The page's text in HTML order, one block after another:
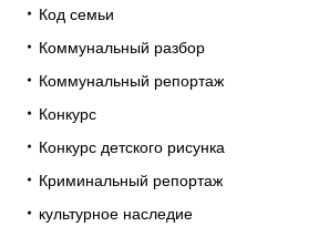
Код семьи
Коммунальный разбор
Коммунальный репортаж
Конкурс
Конкурс детского рисунка
Криминальный репортаж
культурное наследие